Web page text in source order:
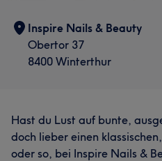
Inspire Nails & Beauty
Obertor 37
8400 Winterthur
Hast du Lust auf bunte,
doch lieber einen
oder so, bei Inspire Nails &